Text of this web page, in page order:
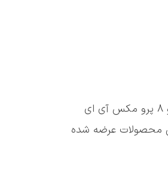
محصولات عرضه شده